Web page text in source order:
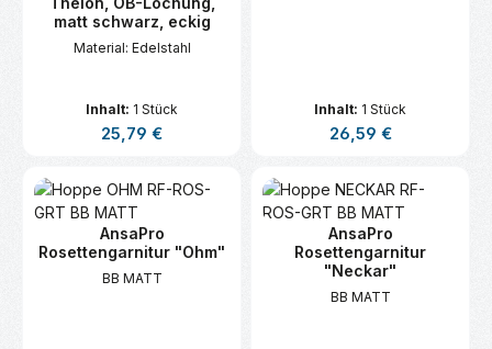
matt schwarz, eckig
Material: Edelstahl
Inhalt: 1 Stück
Regulärer Preis:
25,79 €
Inhalt: 1 Stück
Regulärer Preis:
26,59 €
AnsaPro
Rosettengarnitur "Ohm"
BB MATT
AnsaPro
Rosettengarnitur
"Neckar"
BB MATT